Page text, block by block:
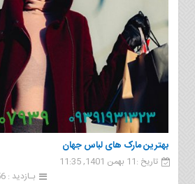
بهترین مارک های لباس جهان
تاریخ :11 بهمن 1401, 11:35
بـازدید : 856